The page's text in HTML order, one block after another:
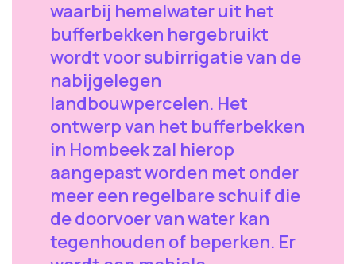
waarbij hemelwater uit het
bufferbekken hergebruikt
wordt voor subirrigatie van de
nabijgelegen
landbouwpercelen. Het
ontwerp van het bufferbekken
in Hombeek zal hierop
aangepast worden met onder
meer een regelbare schuif die
de doorvoer van water kan
tegenhouden of beperken. Er